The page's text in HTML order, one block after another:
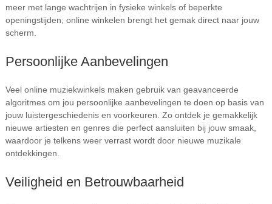
meer met lange wachtrijen in fysieke winkels of beperkte
openingstijden; online winkelen brengt het gemak direct naar jouw
scherm.
Persoonlijke Aanbevelingen
Veel online muziekwinkels maken gebruik van geavanceerde
algoritmes om jou persoonlijke aanbevelingen te doen op basis van
jouw luistergeschiedenis en voorkeuren. Zo ontdek je gemakkelijk
nieuwe artiesten en genres die perfect aansluiten bij jouw smaak,
waardoor je telkens weer verrast wordt door nieuwe muzikale
ontdekkingen.
Veiligheid en Betrouwbaarheid